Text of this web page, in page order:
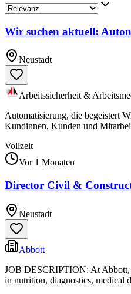
Wir suchen aktuell:
Neustadt
Arbeitssicherheit &
Automatisierung, die begeistert
Kundinnen, Kunden und
Vollzeit
Vor 1 Monaten
Director Civil &
Neustadt
Abbott
JOB DESCRIPTION: At Abbott,
in nutrition, diagnostics, medical